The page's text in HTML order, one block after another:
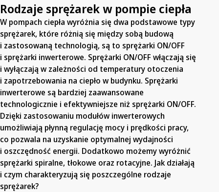
Rodzaje sprężarek w pompie ciepła
W pompach ciepła wyróżnia się dwa podstawowe typy
sprężarek, które różnią się między sobą budową
i zastosowaną technologią, są to sprężarki ON/OFF
i sprężarki inwerterowe. Sprężarki ON/OFF włączają się
i wyłączają w zależności od temperatury otoczenia
i zapotrzebowania na ciepło w budynku. Sprężarki
inwerterowe są bardziej zaawansowane
technologicznie i efektywniejsze niż sprężarki ON/OFF.
Dzięki zastosowaniu modułów inwerterowych
umożliwiają płynną regulację mocy i prędkości pracy,
co pozwala na uzyskanie optymalnej wydajności
i oszczędność energii. Dodatkowo możemy wyróżnić
sprężarki spiralne, tłokowe oraz rotacyjne. Jak działają
i czym charakteryzują się poszczególne rodzaje
sprężarek?